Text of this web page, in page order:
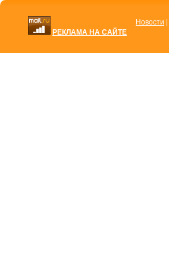
РЕКЛАМА НА САЙТЕ
Новости